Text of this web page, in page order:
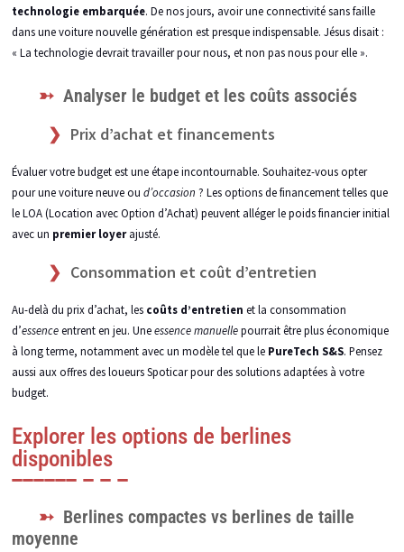
technologie embarquée. De nos jours, avoir une connectivité sans faille
dans une voiture nouvelle génération est presque indispensable. Jésus disait :
« La technologie devrait travailler pour nous, et non pas nous pour elle ».
Analyser le budget et les coûts associés
Prix d’achat et financements
Évaluer votre budget est une étape incontournable. Souhaitez-vous opter
pour une voiture neuve ou d’occasion ? Les options de financement telles que
le LOA (Location avec Option d’Achat) peuvent alléger le poids financier initial
avec un premier loyerajusté.
Consommation et coût d’entretien
Au-delà du prix d’achat, les coûts d’entretien et la consommation
d’essenceentrent en jeu. Uneessence manuellepourrait être plus économique
à long terme, notamment avec un modèle tel que le PureTech S&S. Pensez
aussi aux offres des loueurs Spoticar pour des solutions adaptées à votre
budget.
Explorer les options de berlines
disponibles
Berlines compactes vs berlines de taille
moyenne